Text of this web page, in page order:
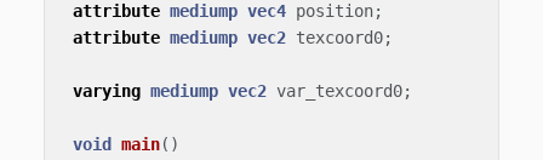
attribute mediump vec4 position;
attribute mediump vec2 texcoord0;
varying mediump vec2 var_texcoord0;
void main()